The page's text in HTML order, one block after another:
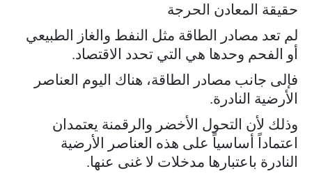
حقيقة المعادن الحرجة
لم تعد مصادر الطاقة مثل النفط والغاز الطبيعي
أو الفحم وحدها هي التي تحدد الاقتصاد.
فإلى جانب مصادر الطاقة، هناك اليوم العناصر
الأرضية النادرة.
وذلك لأن التحول الأخضر والرقمنة يعتمدان
اعتماداً أساسياً على هذه العناصر الأرضية
النادرة باعتبارها مدخلات لا غنى عنها.